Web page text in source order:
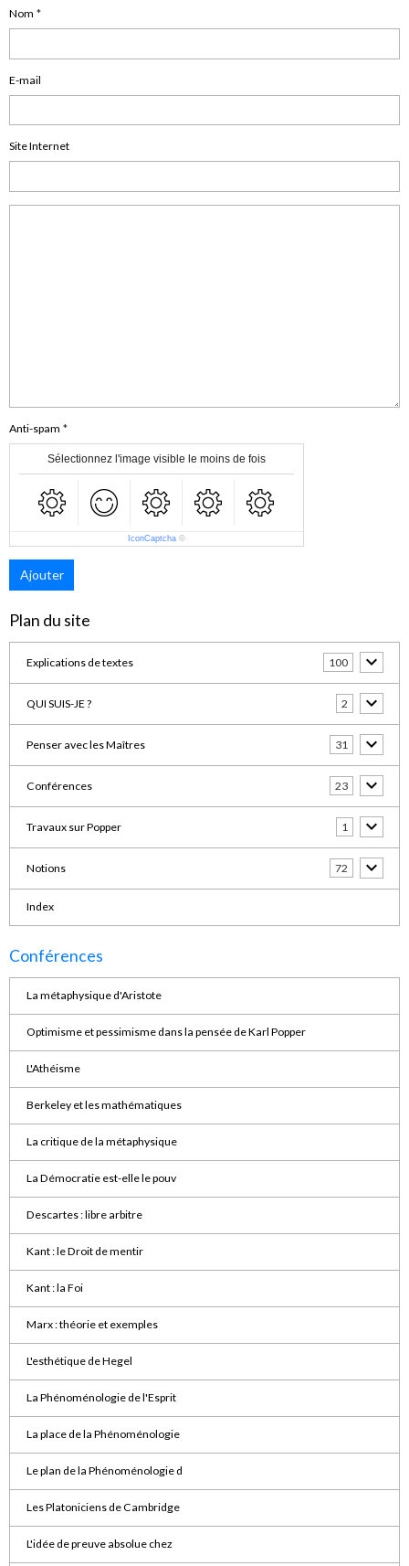
Nom
E-mail
Site Internet
Anti-spam
Sélectionnez l'image visible le moins de fois
IconCaptcha ©
Ajouter
Plan du site
Explications de textes 100
QUI SUIS-JE ? 2
Penser avec les Maîtres 31
Conférences 23
Travaux sur Popper 1
Notions 72
Index
Conférences
La métaphysique d'Aristote
Optimisme et pessimisme dans la pensée de Karl Popper
L'Athéisme
Berkeley et les mathématiques
La critique de la métaphysique
La Démocratie est-elle le pouv
Descartes : libre arbitre
Kant : le Droit de mentir
Kant : la Foi
Marx : théorie et exemples
L'esthétique de Hegel
La Phénoménologie de l'Esprit
La place de la Phénoménologie
Le plan de la Phénoménologie d
Les Platoniciens de Cambridge
L'idée de preuve absolue chez